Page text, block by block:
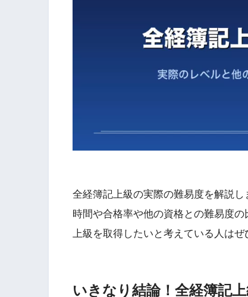
全経簿記上級の実際の難易度を解説
時間や合格率や他の資格との難易度
上級を取得したいと考えている人はぜ
いきなり結論！全経簿記